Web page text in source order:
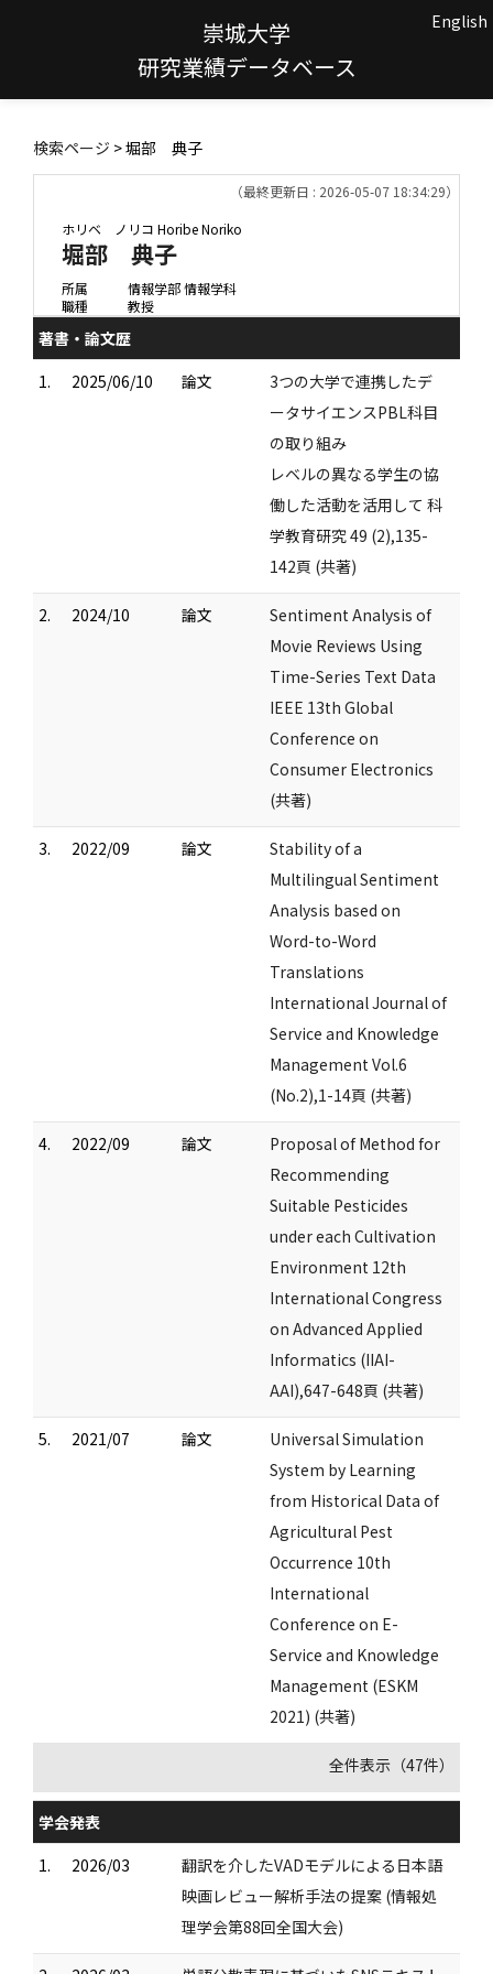
崇城大学
研究業績データベース
English
検索ページ > 堀部 典子
（最終更新日 : 2026-05-07 18:34:29）
ホリベ ノリコ Horibe Noriko
堀部 典子
所属
情報学部 情報学科
職種
教授
著書・論文歴
1.
2025/06/10 論文
3つの大学で連携したデ
ータサイエンスPBL科目
の取り組み
レベルの異なる学生の協
働した活動を活用して 科
学教育研究 49 (2),135-
142頁 (共著)
2. 2024/10 論文
Sentiment Analysis of
Movie Reviews Using
Time-Series Text Data
IEEE 13th Global
Conference on
Consumer Electronics
(共著)
3. 2022/09 論文
Stability of a
Multilingual Sentiment
Analysis based on
Word-to-Word
Translations
International Journal of
Service and Knowledge
Management Vol.6
(No.2),1-14頁 (共著)
4. 2022/09 論文
Proposal of Method for
Recommending
Suitable Pesticides
under each Cultivation
Environment 12th
International Congress
on Advanced Applied
Informatics (IIAI-
AAI),647-648頁 (共著)
5. 2021/07 論文
Universal Simulation
System by Learning
from Historical Data of
Agricultural Pest
Occurrence 10th
International
Conference on E-
Service and Knowledge
Management (ESKM
2021) (共著)
全件表示（47件）
学会発表
1.
2026/03
翻訳を介したVADモデルによる日本語
映画レビュー解析手法の提案 (情報処
理学会第88回全国大会)